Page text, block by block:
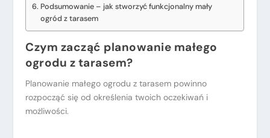
Podsumowanie – jak stworzyć funkcjonalny mały
ogród z tarasem
Czym zacząć planowanie małego
ogrodu z tarasem?
Planowanie małego ogrodu z tarasem powinno
rozpocząć się od określenia twoich oczekiwań i
możliwości.